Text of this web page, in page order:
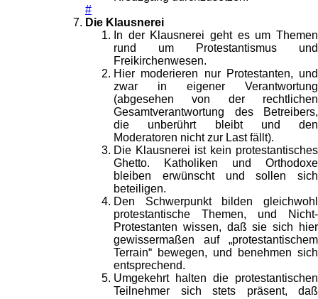
#
Die Klausnerei
In der Klausnerei geht es um Themen
rund um Protestantismus und
Freikirchenwesen.
Hier moderieren nur Protestanten, und
zwar in eigener Verantwortung
(abgesehen von der rechtlichen
Gesamtverantwortung des Betreibers,
die unberührt bleibt und den
Moderatoren nicht zur Last fällt).
Die Klausnerei ist kein protestantisches
Ghetto. Katholiken und Orthodoxe
bleiben erwünscht und sollen sich
beteiligen.
Den Schwerpunkt bilden gleichwohl
protestantische Themen, und Nicht-
Protestanten wissen, daß sie sich hier
gewissermaßen auf „protestantischem
Terrain“ bewegen, und benehmen sich
entsprechend.
Umgekehrt halten die protestantischen
Teilnehmer sich stets präsent, daß